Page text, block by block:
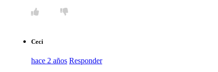
Ceci
hace 2 años Responder